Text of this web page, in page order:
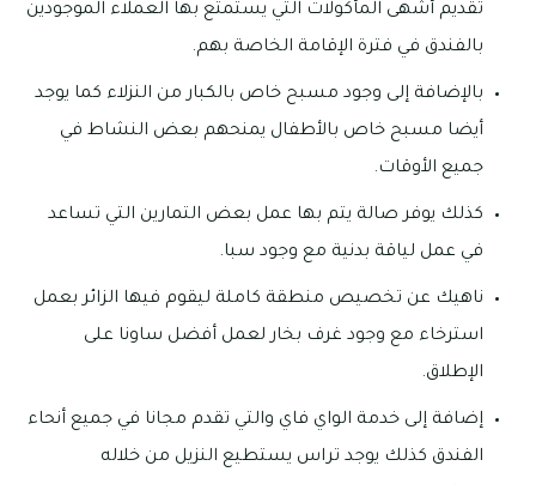
تقديم أشهى المأكولات التي يستمتع بها العملاء الموجودين
بالفندق في فترة الإقامة الخاصة بهم.
بالإضافة إلى وجود مسبح خاص بالكبار من النزلاء كما يوجد
أيضا مسبح خاص بالأطفال يمنحهم بعض النشاط في
جميع الأوقات.
كذلك يوفر صالة يتم بها عمل بعض التمارين التي تساعد
في عمل لياقة بدنية مع وجود سبا.
ناهيك عن تخصيص منطقة كاملة ليقوم فيها الزائر بعمل
استرخاء مع وجود غرف بخار لعمل أفضل ساونا على
الإطلاق.
إضافة إلى خدمة الواي فاي والتي تقدم مجانا في جميع أنحاء
الفندق كذلك يوجد تراس يستطيع النزيل من خلاله